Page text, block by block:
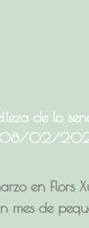
de lo
02/
en Flors
mes de